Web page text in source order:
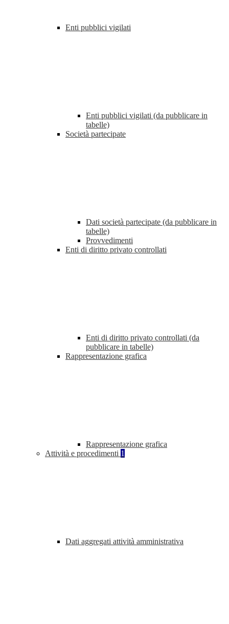
Enti pubblici vigilati
Enti pubblici vigilati (da pubblicare in
tabelle)
Società partecipate
Dati società partecipate (da pubblicare in
tabelle)
Provvedimenti
Enti di diritto privato controllati
Enti di diritto privato controllati (da
pubblicare in tabelle)
Rappresentazione grafica
Rappresentazione grafica
Attività e procedimenti 1
Dati aggregati attività amministrativa